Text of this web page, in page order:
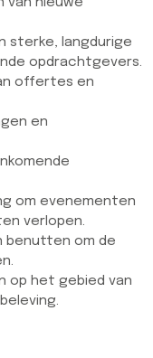
sterke, langdurige
opdrachtgevers.
offertes en
en
om evenementen
verlopen.
benutten om de
op het gebied van